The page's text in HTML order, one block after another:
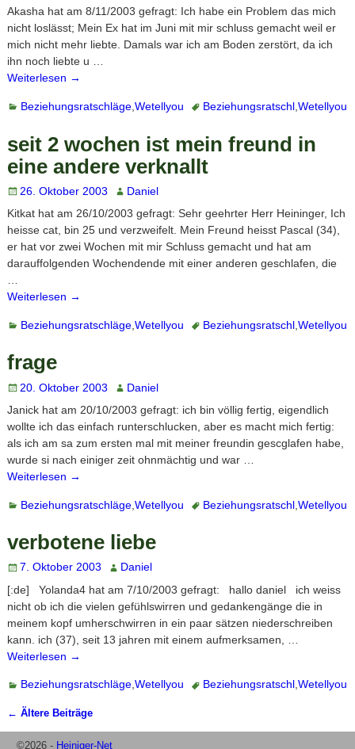
Akasha hat am 8/11/2003 gefragt: Ich habe ein Problem das mich
nicht loslässt; Mein Ex hat im Juni mit mir schluss gemacht weil er
mich nicht mehr liebte. Damals war ich am Boden zerstört, da ich
ihn noch liebte u
Weiterlesen →
Beziehungsratschläge ,Wetellyou Beziehungsratschl ,Wetellyou
seit 2 wochen ist mein freund in
eine andere verknallt
26. Oktober 2003
Daniel
Kitkat hat am 26/10/2003 gefragt: Sehr geehrter Herr Heininger, Ich
heisse cat, bin 25 und verzweifelt. Mein Freund heisst Pascal (34),
er hat vor zwei Wochen mit mir Schluss gemacht und hat am
darauffolgenden Wochendende mit einer anderen geschlafen, die
Weiterlesen →
Beziehungsratschläge ,Wetellyou Beziehungsratschl ,Wetellyou
frage
20. Oktober 2003
Daniel
Janick hat am 20/10/2003 gefragt: ich bin völlig fertig, eigendlich
wollte ich das einfach runterschlucken, aber es macht mich fertig:
als ich am sa zum ersten mal mit meiner freundin gescglafen habe,
wurde si nach einiger zeit ohnmächtig und war
Weiterlesen →
Beziehungsratschläge ,Wetellyou Beziehungsratschl ,Wetellyou
verbotene liebe
7. Oktober 2003
Daniel
[:de] Yolanda4 hat am 7/10/2003 gefragt: hallo daniel ich weiss
nicht ob ich die vielen gefühlswirren und gedankengänge die in
meinem kopf umherschwirren in ein paar sätzen niederschreiben
kann. ich (37), seit 13 jahren mit einem aufmerksamen,
Weiterlesen →
Beziehungsratschläge,Wetellyou Beziehungsratschl,Wetellyou
← Ältere Beiträge
©2026 - Heiniger-Net